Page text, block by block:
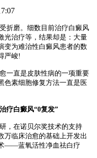
折磨。细数目前治疗白癜风
光治疗等，结果却是：大量
变为难治性白癜风患者的数
严峻!
一直是皮肤性病的一项重要
色素细胞修复方法一直是医
疗白癜风“0复发”
，在诺贝尔奖技术的支持
万临床治愈的基础上开发出
——蓝氧活性净血祛白疗